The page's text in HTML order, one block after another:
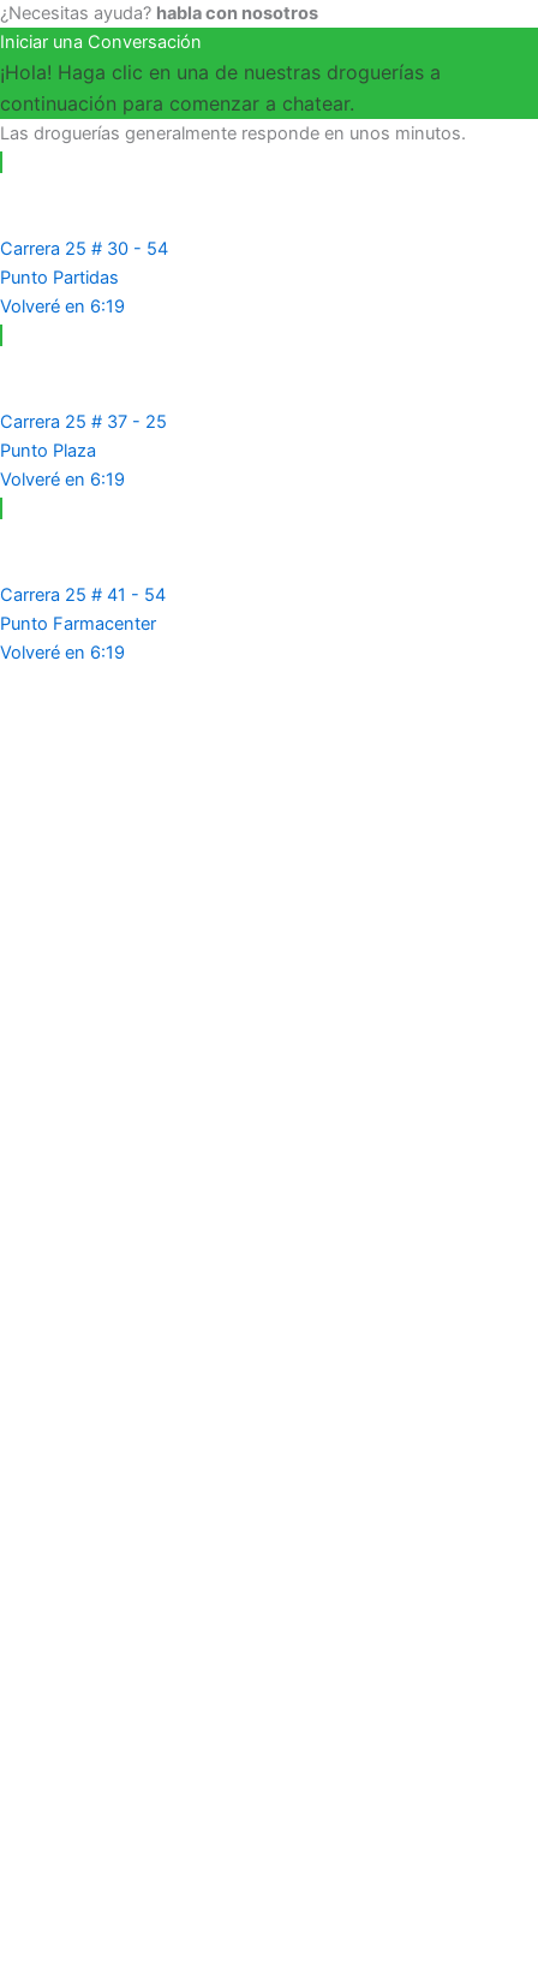
¿Necesitas ayuda? habla con nosotros
Iniciar una Conversación
¡Hola! Haga clic en una de nuestras droguerías a
continuación para comenzar a chatear.
Las droguerías generalmente responde en unos minutos.
Carrera 25 # 30 - 54
Punto Partidas
Volveré en 6:19
Carrera 25 # 37 - 25
Punto Plaza
Volveré en 6:19
Carrera 25 # 41 - 54
Punto Farmacenter
Volveré en 6:19